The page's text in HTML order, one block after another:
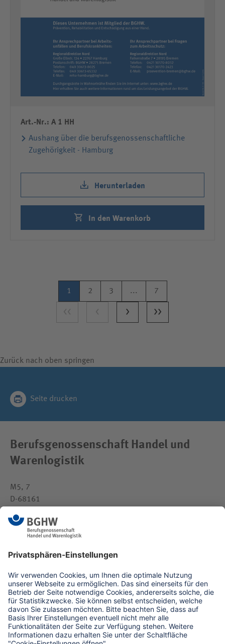
Art.-Nr.: A 1 HH
Aushang über die berufsgenossenschaftliche
Zugehörigkeit - Hamburg
Herunterladen
In den Warenkorb
1 2 3 ... 7
> >>
Zurück nach oben springen
Seite drucken
Berufsgenossenschaft Handel und
Warenlogistik
M5, 7
D-68161
Kontaktformular
Erklärung zur Barrierefreiheit